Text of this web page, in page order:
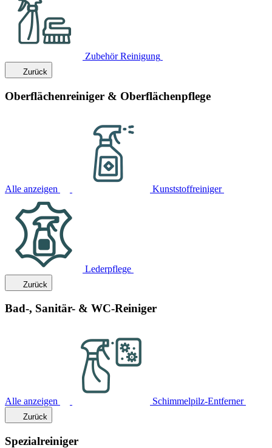
Zubehör Reinigung
Zurück
Oberflächenreiniger & Oberflächenpflege
Alle anzeigen Kunststoffreiniger
Lederpflege
Zurück
Bad-, Sanitär- & WC-Reiniger
Alle anzeigen Schimmelpilz-Entferner
Zurück
Spezialreiniger